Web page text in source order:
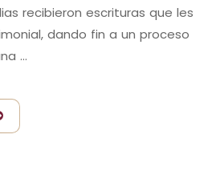
recibieron escrituras que les
dando fin a un proceso
…